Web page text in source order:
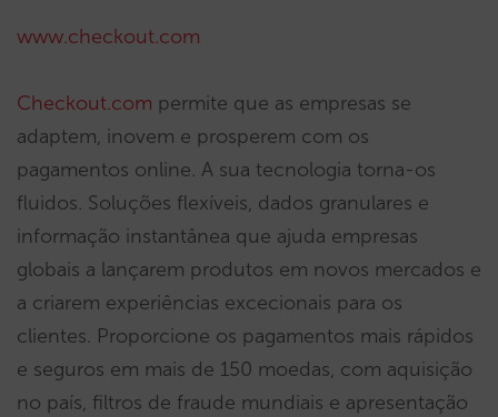
www.checkout.com
Checkout.com permite que as empresas se
adaptem, inovem e prosperem com os
pagamentos online. A sua tecnologia torna-os
fluidos. Soluções flexíveis, dados granulares e
informação instantânea que ajuda empresas
globais a lançarem produtos em novos mercados e
a criarem experiências excecionais para os
clientes. Proporcione os pagamentos mais rápidos
e seguros em mais de 150 moedas, com aquisição
no país, filtros de fraude mundiais e apresentação